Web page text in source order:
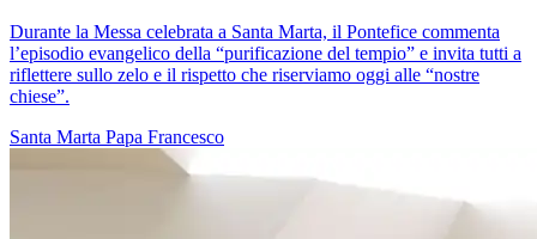
Durante la Messa celebrata a Santa Marta, il Pontefice commenta
l’episodio evangelico della “purificazione del tempio” e invita tutti a
riflettere sullo zelo e il rispetto che riserviamo oggi alle “nostre
chiese”.
Santa Marta Papa Francesco